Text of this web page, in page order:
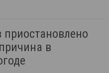
в